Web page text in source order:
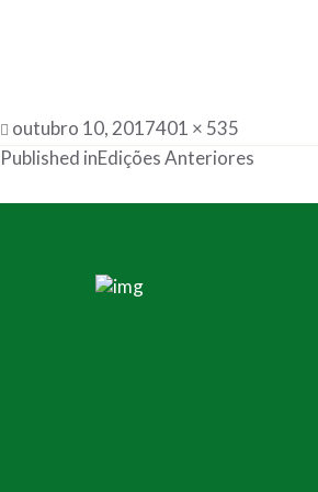
outubro 10, 2017401 × 535
Published inEdições Anteriores